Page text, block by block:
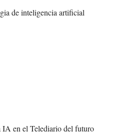
de inteligencia artificial
en el Telediario del futuro